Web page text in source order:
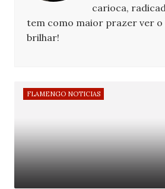
carioca,
tem como maior prazer ver o
brilhar!
FLAMENGO NOTICIAS